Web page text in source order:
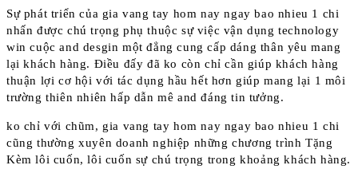
Sự phát triển của gia vang tay hom nay ngay bao nhieu 1 chi
nhấn được chú trọng phụ thuộc sự việc vận dụng technology
win cuộc and desgin một đẳng cung cấp dáng thân yêu mang
lại khách hàng. Điều đấy đã ko còn chỉ cần giúp khách hàng
thuận lợi cơ hội với tác dụng hầu hết hơn giúp mang lại 1 môi
trường thiên nhiên hấp dẫn mê and đáng tin tưởng.
ko chỉ với chũm, gia vang tay hom nay ngay bao nhieu 1 chi
cũng thường xuyên doanh nghiệp những chương trình Tặng
Kèm lôi cuốn, lôi cuốn sự chú trọng trong khoảng khách hàng.